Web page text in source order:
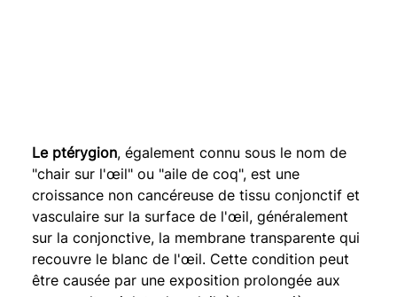
Le ptérygion, également connu sous le nom de
"chair sur l'œil" ou "aile de coq", est une
croissance non cancéreuse de tissu conjonctif et
vasculaire sur la surface de l'œil, généralement
sur la conjonctive, la membrane transparente qui
recouvre le blanc de l'œil. Cette condition peut
être causée par une exposition prolongée aux